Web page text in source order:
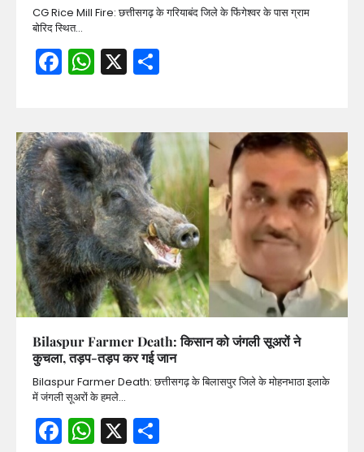
CG Rice Mill Fire: छत्तीसगढ़ के गरियाबंद जिले के फिंगेश्वर के पास ग्राम
बोरिद स्थित…
Facebook
WhatsApp
X
Bilaspur Farmer Death: किसान को जंगली सूअरों ने
कुचला, तड़प-तड़प कर गई जान
Bilaspur Farmer Death: छत्तीसगढ़ के बिलासपुर जिले के मोहनभाठा इलाके
में जंगली सूअरों के हमले…
Facebook
WhatsApp
X